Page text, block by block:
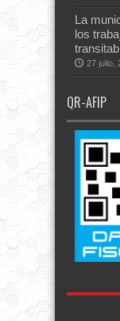
La
los
27 julio,
QR-AFIP